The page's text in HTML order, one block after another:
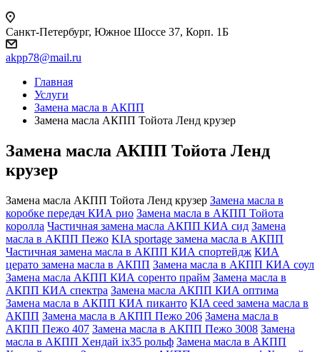
Санкт-Петербург, Южное Шоссе 37, Корп. 1Б
akpp78@mail.ru
Главная
Услуги
Замена масла в АКПП
Замена масла АКПП Тойота Ленд крузер
Замена масла АКПП Тойота Ленд
крузер
Замена масла АКПП Тойота Ленд крузер Замена масла в
коробке передач КИА рио Замена масла в АКПП Тойота
королла Частичная замена масла АКПП КИА сид Замена
масла в АКПП Пежо KIA sportage замена масла в АКПП
Частичная замена масла в АКПП КИА спортейдж КИА
церато замена масла в АКПП Замена масла в АКПП КИА соул
Замена масла АКПП КИА соренто прайм Замена масла в
АКПП КИА спектра Замена масла АКПП КИА оптима
Замена масла в АКПП КИА пиканто KIA ceed замена масла в
АКПП Замена масла в АКПП Пежо 206 Замена масла в
АКПП Пежо 407 Замена масла в АКПП Пежо 3008 Замена
масла в АКПП Хендай ix35 рольф Замена масла в АКПП